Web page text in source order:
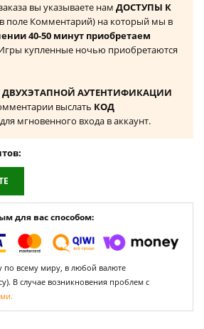
вы указываете нам ДОСТУПЫ К
поле Комментарий) на который мы в
40-50 минут приобретаем
купленные ночью приобретаются
ДВУХЭТАПНОЙ АУТЕНТИФИКАЦИИ
выслать КОД
для мгновенного входа в аккаунт.
для вас способом:
всему миру, в любой валюте
В случае возникновения проблем с